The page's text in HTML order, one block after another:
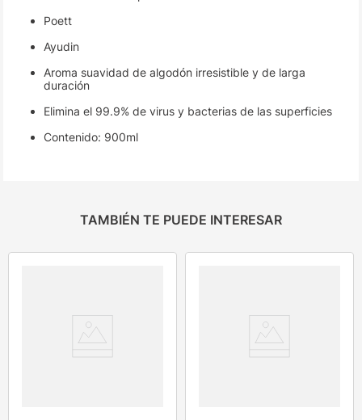
Poett
Ayudin
Aroma suavidad de algodón irresistible y de larga
duración
Elimina el 99.9% de virus y bacterias de las superficies
Contenido: 900ml
TAMBIÉN TE PUEDE INTERESAR